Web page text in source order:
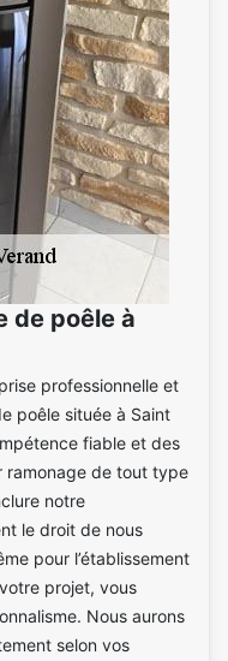
de poêle à
professionnelle et
poêle située à Saint
fiable et des
ramonage de tout type
notre
le droit de nous
pour l’établissement
projet, vous
Nous aurons
selon vos